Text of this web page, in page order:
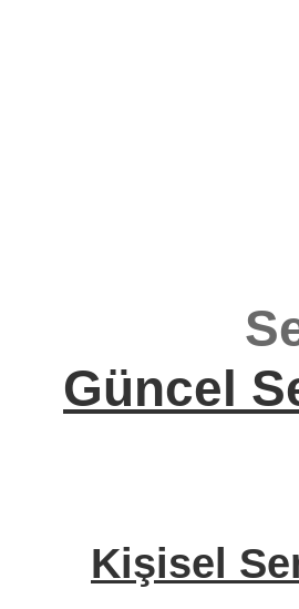
Güncel
Kişisel